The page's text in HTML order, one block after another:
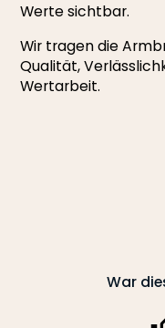
Werte sichtbar.
Wir tragen die
Qualität,
Wertarbeit.
War